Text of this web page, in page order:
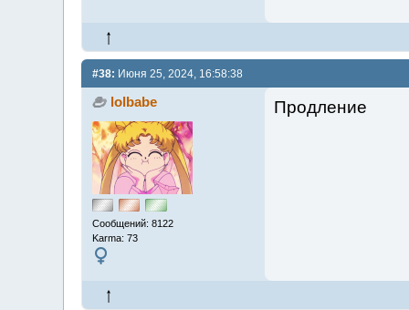
#38: Июня 25, 2024, 16:58:38
lolbabe
Сообщений: 8122
Karma: 73
Продление